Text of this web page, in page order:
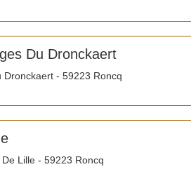
Du Dronckaert
- 59223 Roncq
Lille - 59223 Roncq